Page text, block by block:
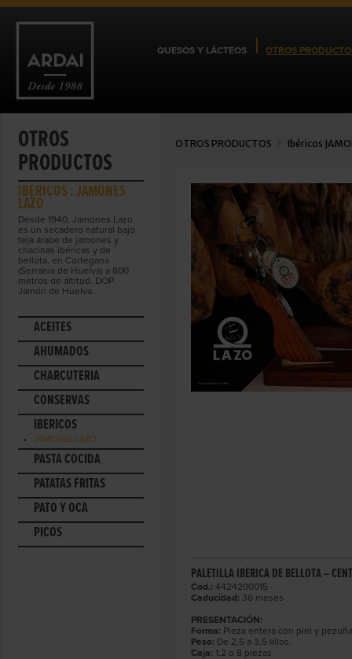
QUESOS Y LÁCTEOS OTROS
OTROS
PRODUCTOS
IBÉRICOS : JAMONES
LAZO
Desde 1940, Jamones Lazo
es un secadero natural bajo
teja árabe de jamones y
chacinas ibéricas y de
bellota, en Cortegana
(Serranía de Huelva) a 800
metros de altitud. DOP
Jamón de Huelva.
ACEITES
AHUMADOS
CHARCUTERÍA
CONSERVAS
IBÉRICOS
JAMONES LAZO
PASTA COCIDA
PATATAS FRITAS
PATO Y OCA
PICOS
OTROS PRODUCTOS Ibéricos
PALETILLA IBÉRICA DE BELLOTA –
Cod.: 4424200015
Caducidad: 36 meses
PRESENTACIÓN:
Forma: Pieza entera con piel y pezuña
Peso: De 2,5 a 3,5 kilos.
Caja: 1,2 o 8 piezas